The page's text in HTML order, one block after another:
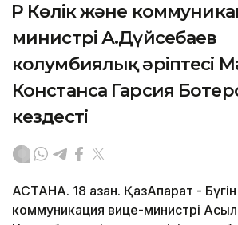
ҚР Көлік және
министрі А.Дүйсебаев
колумбиялық әріптесі
Констанса Гарсия
кездесті
АСТАНА. 18 қазан. ҚазАқпарат -
коммуникация вице-министрі